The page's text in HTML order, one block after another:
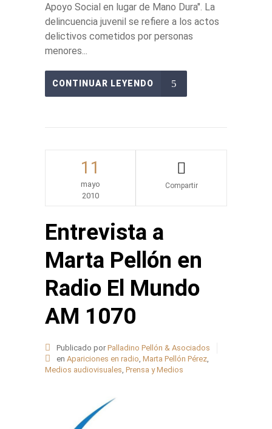
Apoyo Social en lugar de Mano Dura". La
delincuencia juvenil se refiere a los actos
delictivos cometidos por personas
menores...
CONTINUAR LEYENDO
11
mayo
2010
Entrevista a
Marta Pellón en
Radio El Mundo
AM 1070
Publicado por Palladino Pellón & Asociados
en Apariciones en radio Marta Pellón Pérez
Medios audiovisuales Prensa y Medios